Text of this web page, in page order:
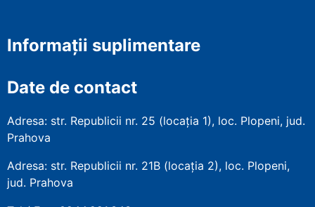
Informații suplimentare
Date de contact
Adresa: str. Republicii nr. 25 (locația 1), loc. Plopeni, jud.
Prahova
Adresa: str. Republicii nr. 21B (locația 2), loc. Plopeni,
jud. Prahova